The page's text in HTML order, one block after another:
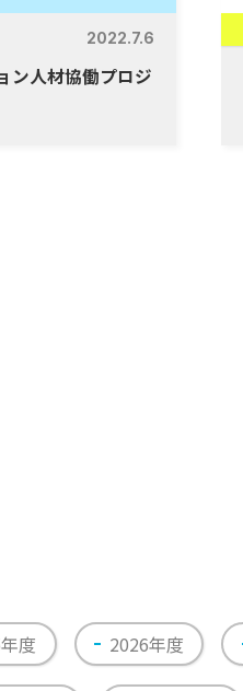
2022.7.6
ン人材協働プロジ
度 2026年度